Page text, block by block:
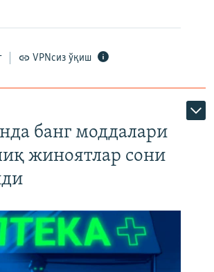
VPNсиз ўқиш
банг моддалари
жиноятлар сони